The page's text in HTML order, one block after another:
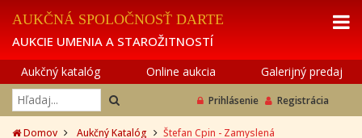
AUKČNÁ SPOLOČNOSŤ DARTE
AUKCIE UMENIA A STAROŽITNOSTÍ
Aukčný katalóg Online aukcia Galerijný predaj
Prihlásenie Registrácia
Domov Aukčný Katalóg Štefan Cpin - Zamyslená